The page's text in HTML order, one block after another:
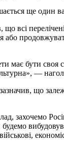
ще один
всі
або
має бути своя
—
що
захочемо